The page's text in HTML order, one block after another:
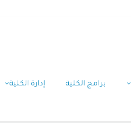
برامج الكلية إدارة الكلية